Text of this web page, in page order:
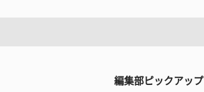
編集部ピックアップ